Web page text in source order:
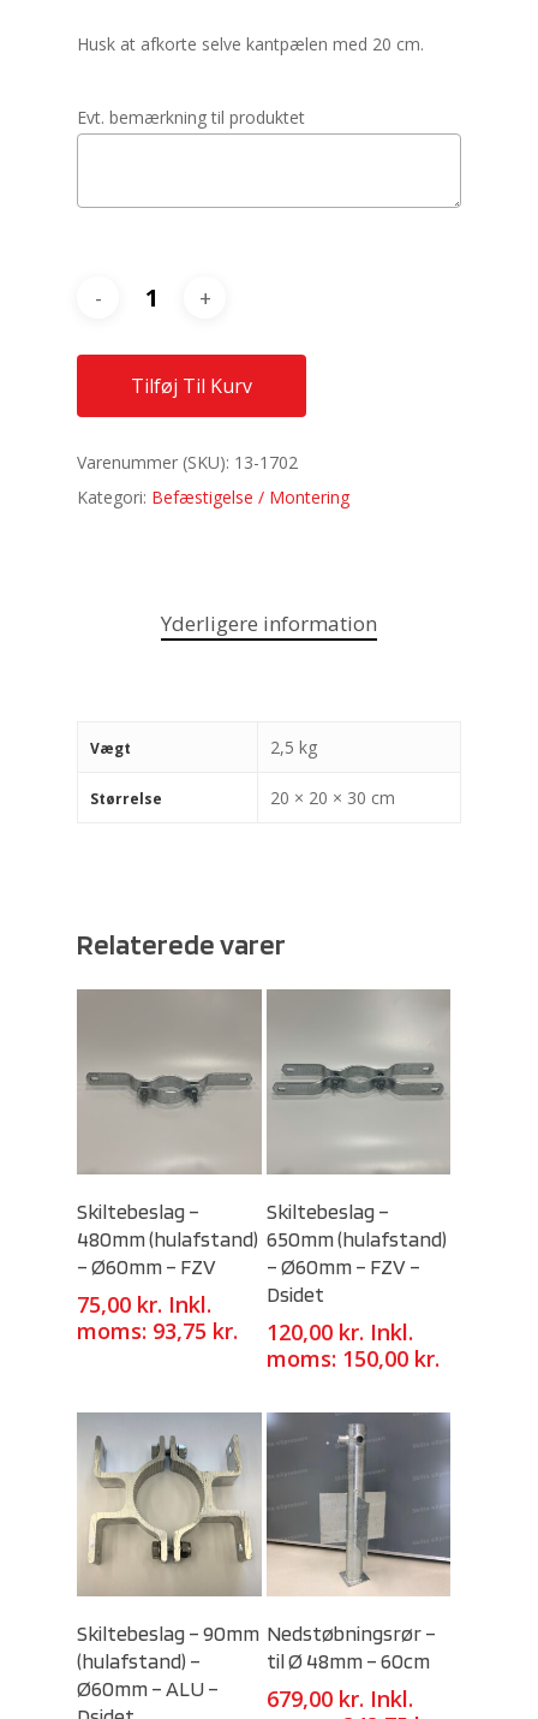
Husk at afkorte selve kantpælen med 20 cm.
Evt. bemærkning til produktet
Tilføj Til Kurv
Varenummer (SKU): 13-1702
Kategori: Befæstigelse / Montering
Yderligere information
Vægt 2,5 kg
Størrelse 20 × 20 × 30 cm
Relaterede varer
Skiltebeslag –
480mm (hulafstand)
– Ø60mm – FZV
75,00 kr. Inkl.
moms: 93,75 kr.
Skiltebeslag –
650mm (hulafstand)
– Ø60mm – FZV –
Dsidet
120,00 kr. Inkl.
moms: 150,00 kr.
Skiltebeslag – 90mm
(hulafstand) –
Ø60mm – ALU –
Nedstøbningsrør –
til Ø 48mm – 60cm
679,00 kr. Inkl.